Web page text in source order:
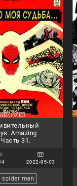
Amazing
31.
2022-05-03
spider man